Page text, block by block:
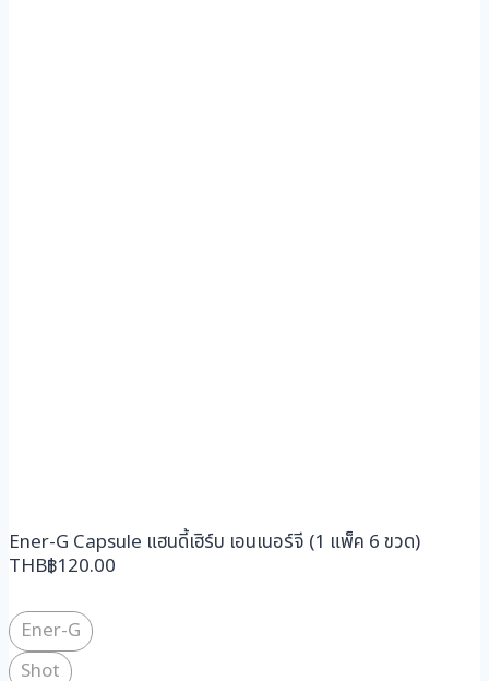
Ener-G Capsule แฮนดี้เฮิร์บ เอนเนอร์จี (1 แพ็ค 6 ขวด)
THB฿120.00
Ener-G
Shot